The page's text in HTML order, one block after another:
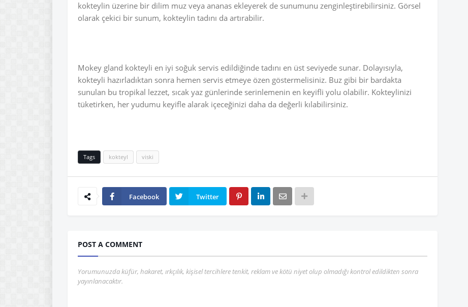
kokteylin üzerine bir dilim muz veya ananas ekleyerek de sunumunu zenginleştirebilirsiniz. Görsel
olarak çekici bir sunum, kokteylin tadını da artırabilir.
Mokey gland kokteyli en iyi soğuk servis edildiğinde tadını en üst seviyede sunar. Dolayısıyla,
kokteyli hazırladıktan sonra hemen servis etmeye özen göstermelisiniz. Buz gibi bir bardakta
sunulan bu tropikal lezzet, sıcak yaz günlerinde serinlemenin en keyifli yolu olabilir. Kokteylinizi
tüketirken, her yudumu keyifle alarak içeceğinizi daha da değerli kılabilirsiniz.
Tags kokteyl viski
Facebook Twitter
POST A COMMENT
Yorumunuzda küfür, hakaret, ırkçılık, kişisel tercihlere tenkit, reklam ve kötü niyet olup olmadığı kontrol edildikten sonra
yayınlanacaktır.